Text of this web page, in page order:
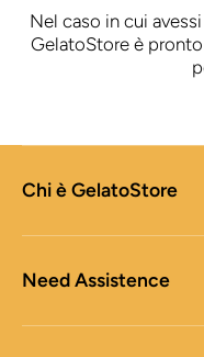
Nel caso in cui
GelatoStore è
Chi è GelatoStore
Need Assistence